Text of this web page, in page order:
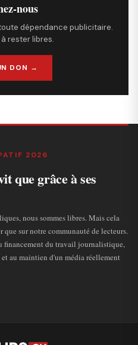
nous
dépendance publicitaire.
rester libres.
DON →
2026
que grâce à ses
nous sommes libres. Mais cela
sur notre communauté de lecteurs.
financement du travail journalistique,
au maintien d'un média réellement